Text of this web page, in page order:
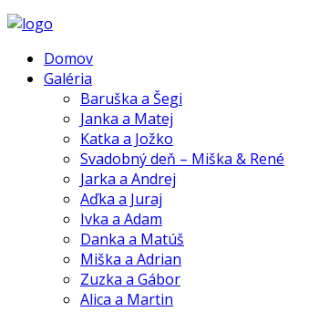
Domov
Galéria
Baruška a Šegi
Janka a Matej
Katka a Jožko
Svadobný deň – Miška & René
Jarka a Andrej
Aďka a Juraj
Ivka a Adam
Danka a Matúš
Miška a Adrian
Zuzka a Gábor
Alica a Martin